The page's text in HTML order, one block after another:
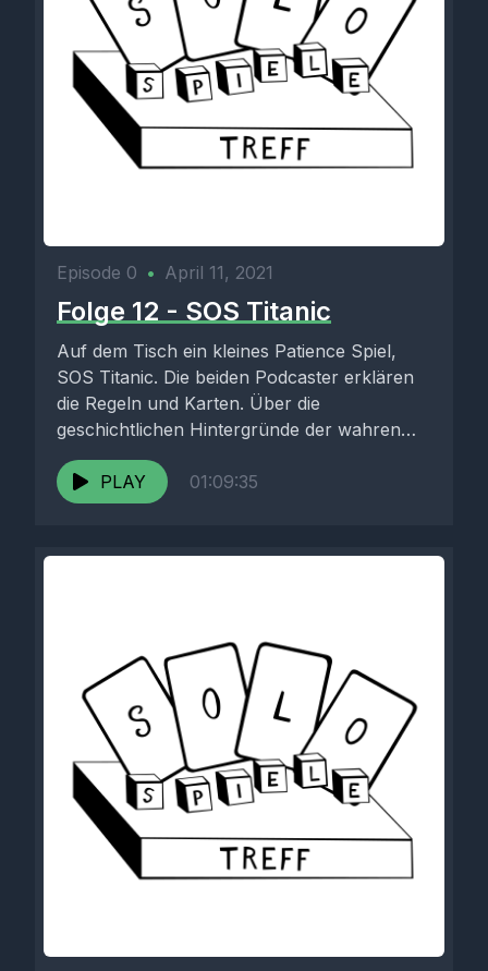
Episode 0 • April 11, 2021
Folge 12 - SOS Titanic
Auf dem Tisch ein kleines Patience Spiel,
SOS Titanic. Die beiden Podcaster erklären
die Regeln und Karten. Über die
geschichtlichen Hintergründe der wahren
Katastrophe...
PLAY
01:09:35